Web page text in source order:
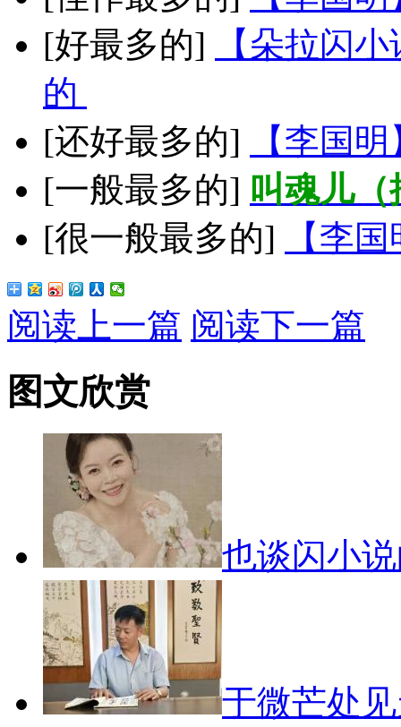
[好最多的]
【朵拉闪
的
[还好最多的]
【李国
[一般最多的] 叫魂儿
[很一般最多的]
【李
阅读上一篇 阅读下一篇
图文欣赏
也谈闪小
于微芒处